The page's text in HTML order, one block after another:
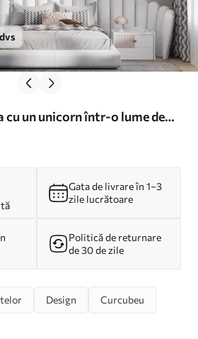
un unicorn într-o lume de
Gata de livrare în 1–3
zile lucrătoare
Politică de returnare
de 30 de zile
Design Curcubeu